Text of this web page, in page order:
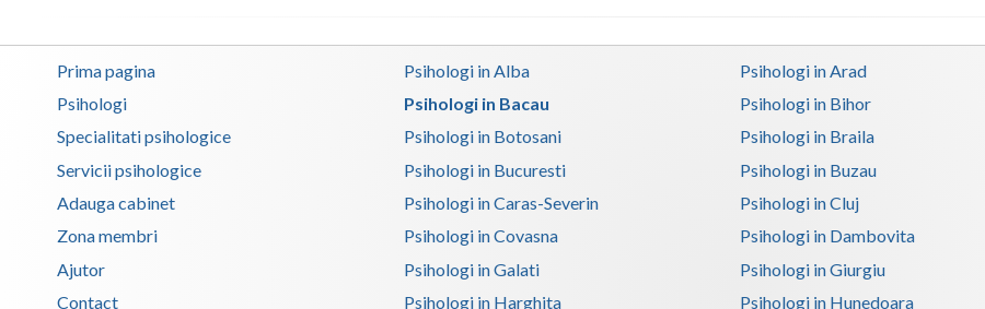
Prima pagina
Psihologi
Specialitati psihologice
Servicii psihologice
Adauga cabinet
Zona membri
Ajutor
Contact
Psihologi in Alba Psihologi in Arad
Psihologi in Bacau
Psihologi in Bihor
Psihologi in Botosani
Psihologi in Braila
Psihologi in Bucuresti
Psihologi in Buzau
Psihologi in Caras-Severin
Psihologi in Cluj
Psihologi in Covasna
Psihologi in Dambovita
Psihologi in Galati
Psihologi in Giurgiu
Psihologi in Harghita
Psihologi in Hunedoara